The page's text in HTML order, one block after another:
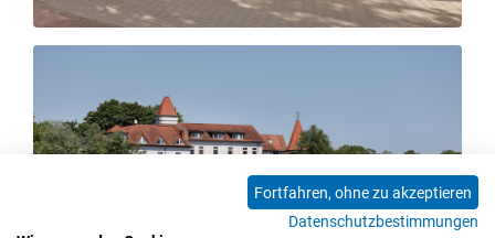
Fortfahren, ohne zu akzeptieren
Datenschutzbestimmungen